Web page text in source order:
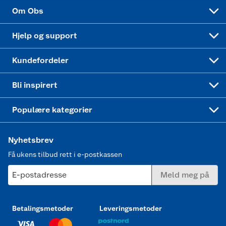
Om Obs
Hjelp og support
Kundefordeler
Bli inspirert
Populære kategorier
Nyhetsbrev
Få ukens tilbud rett i e-postkassen
E-postadresse Meld meg på
Betalingsmetoder Leveringsmetoder